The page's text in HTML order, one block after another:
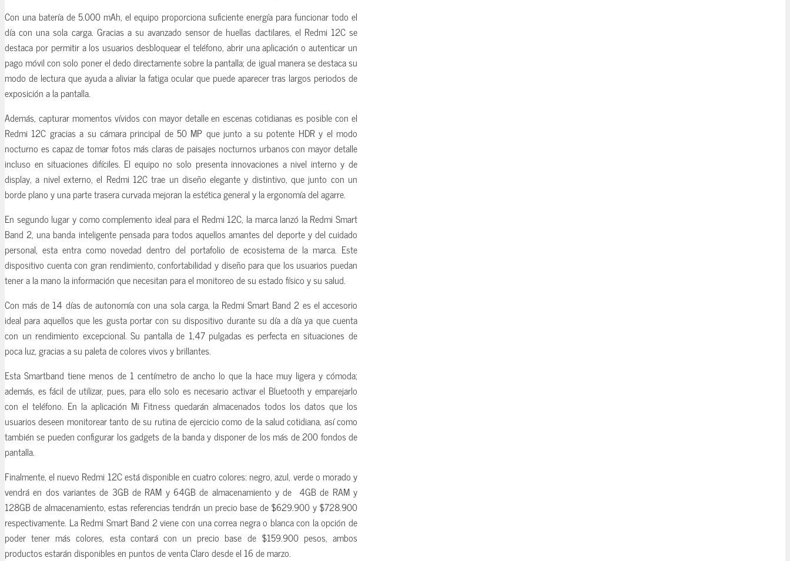
Con una batería de 5.000 mAh, el equipo proporciona suficiente energía para funcionar todo el
día con una sola carga. Gracias a su avanzado sensor de huellas dactilares, el Redmi 12C se
destaca por permitir a los usuarios desbloquear el teléfono, abrir una aplicación o autenticar un
pago móvil con solo poner el dedo directamente sobre la pantalla; de igual manera se destaca su
modo de lectura que ayuda a aliviar la fatiga ocular que puede aparecer tras largos periodos de
exposición a la pantalla.
Además, capturar momentos vívidos con mayor detalle en escenas cotidianas es posible con el
Redmi 12C gracias a su cámara principal de 50 MP que junto a su potente HDR y el modo
nocturno es capaz de tomar fotos más claras de paisajes nocturnos urbanos con mayor detalle
incluso en situaciones difíciles. El equipo no solo presenta innovaciones a nivel interno y de
display, a nivel externo, el Redmi 12C trae un diseño elegante y distintivo, que junto con un
borde plano y una parte trasera curvada mejoran la estética general y la ergonomía del agarre.
En segundo lugar y como complemento ideal para el Redmi 12C, la marca lanzó la Redmi Smart
Band 2, una banda inteligente pensada para todos aquellos amantes del deporte y del cuidado
personal, esta entra como novedad dentro del portafolio de ecosistema de la marca. Este
dispositivo cuenta con gran rendimiento, confortabilidad y diseño para que los usuarios puedan
tener a la mano la información que necesitan para el monitoreo de su estado físico y su salud.
Con más de 14 días de autonomía con una sola carga, la Redmi Smart Band 2 es el accesorio
ideal para aquellos que les gusta portar con su dispositivo durante su día a día ya que cuenta
con un rendimiento excepcional. Su pantalla de 1,47 pulgadas es perfecta en situaciones de
poca luz, gracias a su paleta de colores vivos y brillantes.
Esta Smartband tiene menos de 1 centímetro de ancho lo que la hace muy ligera y cómoda;
además, es fácil de utilizar, pues, para ello solo es necesario activar el Bluetooth y emparejarlo
con el teléfono. En la aplicación Mi Fitness quedarán almacenados todos los datos que los
usuarios deseen monitorear tanto de su rutina de ejercicio como de la salud cotidiana, así como
también se pueden configurar los gadgets de la banda y disponer de los más de 200 fondos de
pantalla.
Finalmente, el nuevo Redmi 12C está disponible en cuatro colores: negro, azul, verde o morado y
vendrá en dos variantes de 3GB de RAM y 64GB de almacenamiento y de 4GB de RAM y
128GB de almacenamiento, estas referencias tendrán un precio base de $629.900 y $728.900
respectivamente. La Redmi Smart Band 2 viene con una correa negra o blanca con la opción de
poder tener más colores, esta contará con un precio base de $159.900 pesos, ambos
productos estarán disponibles en puntos de venta Claro desde el 16 de marzo.